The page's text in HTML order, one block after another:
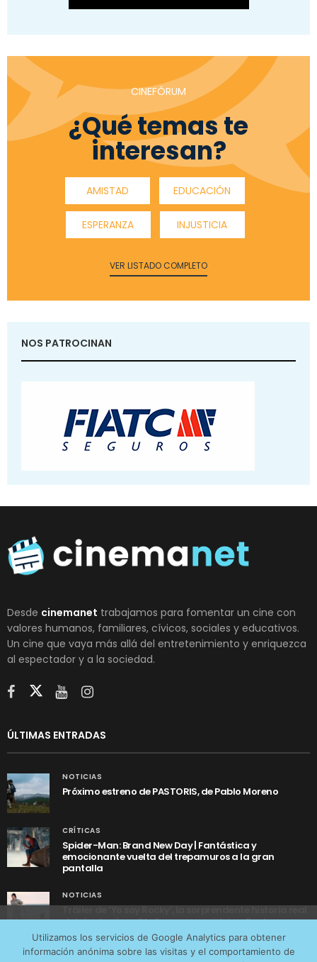
CINEFÓRUM
¿Qué temas te
interesan?
AMISTAD EDUCACIÓN
ESPERANZA INJUSTICIA
VER LISTADO COMPLETO
NOS PATROCINAN
Desde cinemanet trabajamos para fomentar un cine con
valores humanos, familiares, cívicos, sociales y educativos.
Un cine que vaya más allá del entretenimiento y enriquezca
al espectador y a la sociedad.
ÚLTIMAS ENTRADAS
NOTICIAS
Próximo estreno de PASTORIS, de Pablo Moreno
CRÍTICAS
Spider-Man: Brand New Day | Fantástica y
emocionante vuelta del trepamuros a la gran
pantalla
NOTICIAS
Tráiler de ‘Yo soy Rocky’, la sorprendente historia real
detrás de cómo Stallone se convirtió en Rocky
Utilizamos los servicios de Google Analytics para obtener
información anónima sobre las visitas y el comportamiento de
tráfico web que recibimos y conocer los servicios que